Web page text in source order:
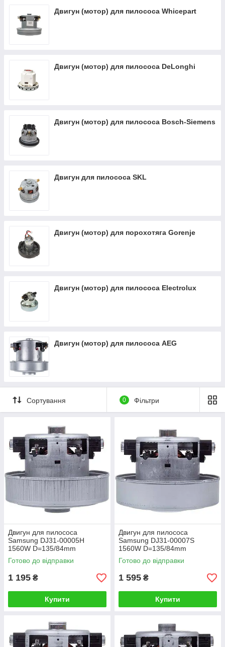
Двигун (мотор) для пилососа Whicepart
Двигун (мотор) для пилососа DeLonghi
Двигун (мотор) для пилососа Bosch-Siemens
Двигун для пилососа SKL
Двигун (мотор) для порохотяга Gorenje
Двигун (мотор) для пилососа Electrolux
Двигун (мотор) для пилососа AEG
Сортування 0 Фільтри
Двигун для пилососа
Samsung DJ31-00005H
1560W D=135/84mm
H=35/102mm (з виступом)
Готово до відправки
1 195 ₴
Купити
Двигун для пилососа
Samsung DJ31-00007S
1560W D=135/84mm
H=35/97mm
Готово до відправки
1 595 ₴
Купити